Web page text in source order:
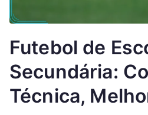
Futebol de
Secundária:
Técnica,